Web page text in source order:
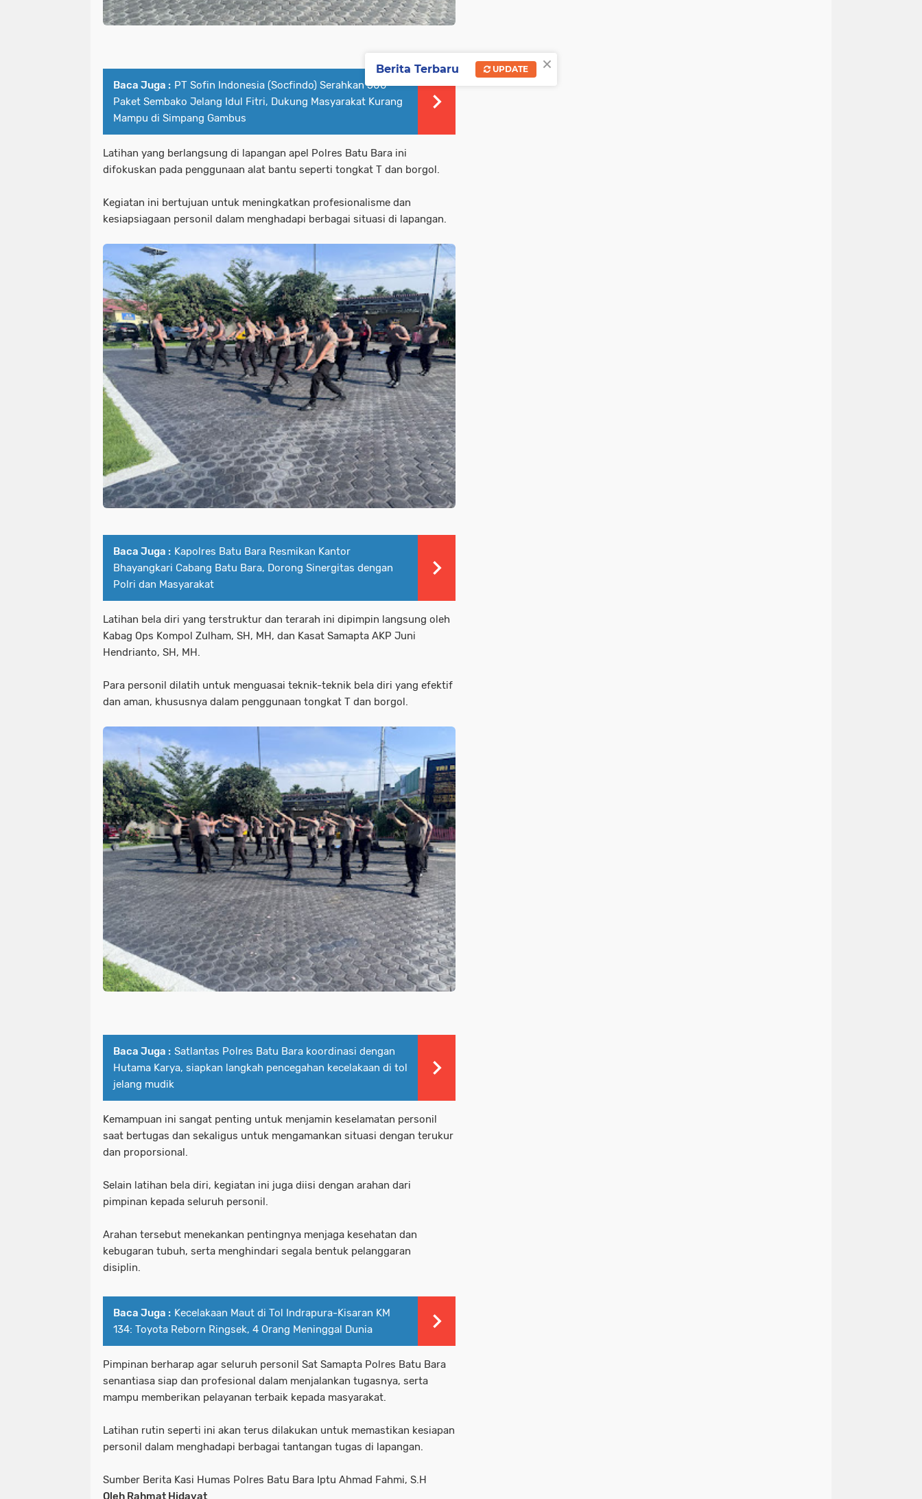
Baca Juga : PT Sofin Indonesia (Socfindo) Serahkan 500
Paket Sembako Jelang Idul Fitri, Dukung Masyarakat Kurang
Mampu di Simpang Gambus
Latihan yang berlangsung di lapangan apel Polres Batu Bara ini
difokuskan pada penggunaan alat bantu seperti tongkat T dan borgol.
Kegiatan ini bertujuan untuk meningkatkan profesionalisme dan
kesiapsiagaan personil dalam menghadapi berbagai situasi di lapangan.
Baca Juga : Kapolres Batu Bara Resmikan Kantor
Bhayangkari Cabang Batu Bara, Dorong Sinergitas dengan
Polri dan Masyarakat
Latihan bela diri yang terstruktur dan terarah ini dipimpin langsung oleh
Kabag Ops Kompol Zulham, SH, MH, dan Kasat Samapta AKP Juni
Hendrianto, SH, MH.
Para personil dilatih untuk menguasai teknik-teknik bela diri yang efektif
dan aman, khususnya dalam penggunaan tongkat T dan borgol.
Baca Juga : Satlantas Polres Batu Bara koordinasi dengan
Hutama Karya, siapkan langkah pencegahan kecelakaan di tol
jelang mudik
Kemampuan ini sangat penting untuk menjamin keselamatan personil
saat bertugas dan sekaligus untuk mengamankan situasi dengan terukur
dan proporsional.
Selain latihan bela diri, kegiatan ini juga diisi dengan arahan dari
pimpinan kepada seluruh personil.
Arahan tersebut menekankan pentingnya menjaga kesehatan dan
kebugaran tubuh, serta menghindari segala bentuk pelanggaran
disiplin.
Baca Juga : Kecelakaan Maut di Tol Indrapura-Kisaran KM
134: Toyota Reborn Ringsek, 4 Orang Meninggal Dunia
Pimpinan berharap agar seluruh personil Sat Samapta Polres Batu Bara
senantiasa siap dan profesional dalam menjalankan tugasnya, serta
mampu memberikan pelayanan terbaik kepada masyarakat.
Latihan rutin seperti ini akan terus dilakukan untuk memastikan kesiapan
personil dalam menghadapi berbagai tantangan tugas di lapangan.
Sumber Berita Kasi Humas Polres Batu Bara Iptu Ahmad Fahmi, S.H
Oleh Rahmat Hidayat
×
Berita Terbaru UPDATE